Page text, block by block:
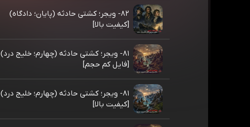
۸۲- ویجر؛ کشتی حادثه (پایان؛ دادگاه)
[کیفیت بالا]
۸۱- ویجر؛ کشتی حادثه (چهارم؛ خلیج درد)
[فایل کم حجم]
۸۱- ویجر؛ کشتی حادثه (چهارم؛ خلیج درد)
[کیفیت بالا]